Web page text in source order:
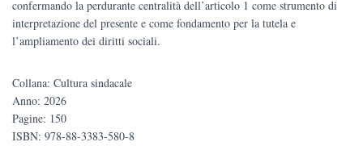
confermando la perdurante centralità dell’articolo 1 come strumento di
interpretazione del presente e come fondamento per la tutela e
l’ampliamento dei diritti sociali.
Collana: Cultura sindacale
Anno: 2026
Pagine: 150
ISBN: 978-88-3383-580-8